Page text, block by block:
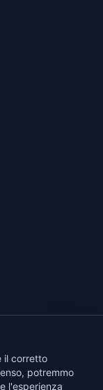
il corretto
potremmo
l'esperienza